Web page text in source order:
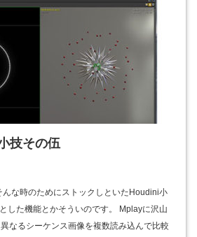
技その伍
な時のためにストックしといたHoudini小
した機能とかそういのです。 Mplayに沢山
なるシーケンス画像を複数読み込んで比較